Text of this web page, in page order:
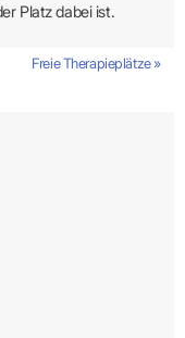
Platz dabei ist.
Freie Therapieplätze »